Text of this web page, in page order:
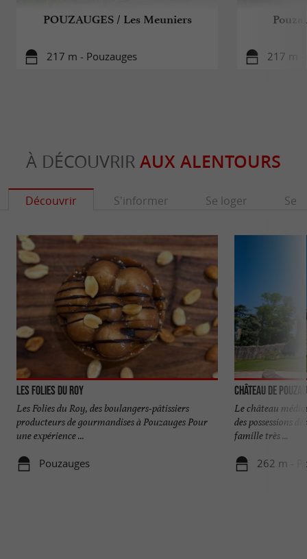
POUZAUGES / Les Meuniers
217 m - Pouzauges 217 m -
À DÉCOUVRIR AUX ALENTOURS
Découvrir S'informer Se loger Se
Les Folies du Roy
Les Folies du Roy, des boulangers-pâtissiers
producteurs de gourmandises à Pouzauges Pour
une expérience ...
Pouzauges
Château de
Le château
des possessions
famille très ...
262 m -